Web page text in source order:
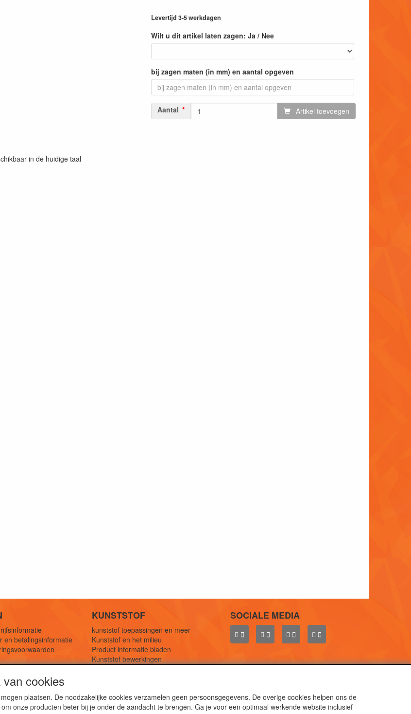
Levertijd 3-5 werkdagen
Wilt u dit artikel laten zagen: Ja / Nee
bij zagen maten (in mm) en aantal opgeven
Aantal Artikel toevoegen
in de huidige taal
en betalingsinformatie
KUNSTSTOF
kunststof toepassingen en meer
Kunststof en het milieu
Product informatie bladen
Kunststof bewerkingen
SOCIALE MEDIA
cookies
plaatsen. De noodzakelijke cookies verzamelen geen persoonsgegevens. De overige cookies helpen ons de
onze producten beter bij je onder de aandacht te brengen. Ga je voor een optimaal werkende website inclusief